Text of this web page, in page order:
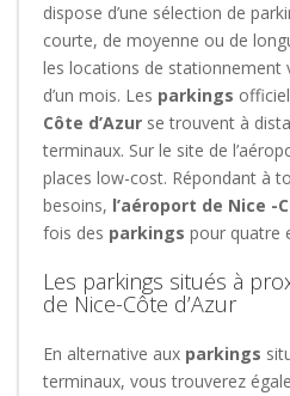
dispose d’une sélection de
courte, de moyenne ou de
les locations de stationnement
d’un mois. Les parkings
Côte d’Azur se trouvent à
terminaux. Sur le site de
places low-cost. Répondant à
besoins, l’aéroport de Nice -
fois des parkings pour quatre
Les parkings situés à
de Nice-Côte d’Azur
En alternative aux parkings
terminaux, vous trouverez